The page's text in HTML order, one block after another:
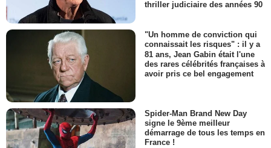
thriller judiciaire des années 90
"Un homme de conviction qui
connaissait les risques" : il y a
81 ans, Jean Gabin était l'une
des rares célébrités françaises à
avoir pris ce bel engagement
Spider-Man Brand New Day
signe le 9ème meilleur
démarrage de tous les temps en
France !